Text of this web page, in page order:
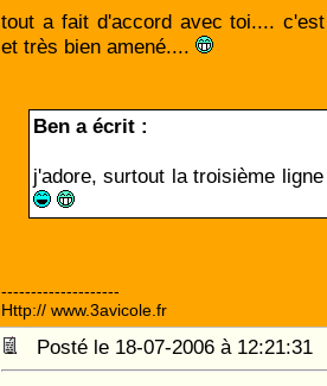
tout a fait d'accord avec toi....
et très bien amené....
Ben a écrit :
j'adore, surtout la troisième
--------------------
Http:// www.3avicole.fr
Posté le 18-07-2006 à